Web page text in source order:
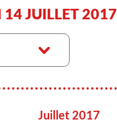
JUILLET 2017
Juillet 2017